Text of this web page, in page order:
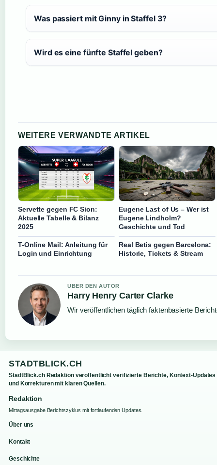
Was passiert mit Ginny in Staffel 3?
Wird es eine fünfte Staffel geben?
WEITERE VERWANDTE ARTIKEL
Servette gegen FC Sion:
Aktuelle Tabelle & Bilanz
2025
Eugene Last of Us – Wer ist
Eugene Lindholm?
Geschichte und Tod
T-Online Mail: Anleitung für
Login und Einrichtung
Real Betis gegen Barcelona:
Historie, Tickets & Stream
UBER DEN AUTOR
Harry Henry Carter Clarke
Wir veröffentlichen täglich faktenbasierte
STADTBLICK.CH
StadtBlick.ch Redaktion veroffentlicht verifizierte Berichte, Kontext-Updates
und Korrekturen mit klaren Quellen.
Redaktion
Mittagsausgabe Berichtszyklus mit fortlaufenden Updates.
Über uns
Kontakt
Geschichte